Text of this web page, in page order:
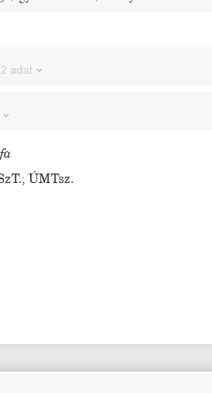
2 adat
;ÚMTsz.